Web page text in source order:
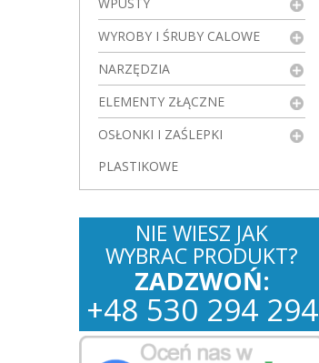
WYROBY I ŚRUBY CALOWE
NARZĘDZIA
ELEMENTY ZŁĄCZNE
OSŁONKI I ZAŚLEPKI
PLASTIKOWE
NIE WIESZ JAK
WYBRAC PRODUKT?
ZADZWOŃ:
+48 530 294 294